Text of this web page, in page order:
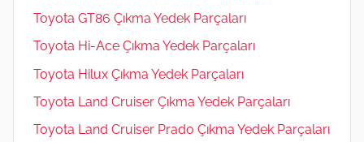
Toyota GT86 Çıkma Yedek Parçaları
Toyota Hi-Ace Çıkma Yedek Parçaları
Toyota Hilux Çıkma Yedek Parçaları
Toyota Land Cruiser Çıkma Yedek Parçaları
Toyota Land Cruiser Prado Çıkma Yedek Parçaları